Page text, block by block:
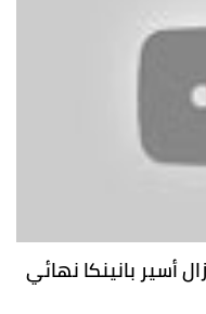
أسير بانينكا نهائي